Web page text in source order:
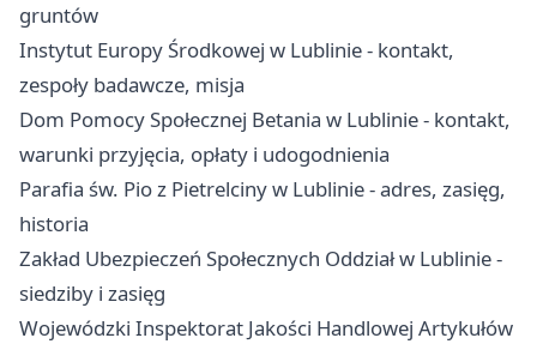
gruntów
Instytut Europy Środkowej w Lublinie - kontakt,
zespoły badawcze, misja
Dom Pomocy Społecznej Betania w Lublinie - kontakt,
warunki przyjęcia, opłaty i udogodnienia
Parafia św. Pio z Pietrelciny w Lublinie - adres, zasięg,
historia
Zakład Ubezpieczeń Społecznych Oddział w Lublinie -
siedziby i zasięg
Wojewódzki Inspektorat Jakości Handlowej Artykułów